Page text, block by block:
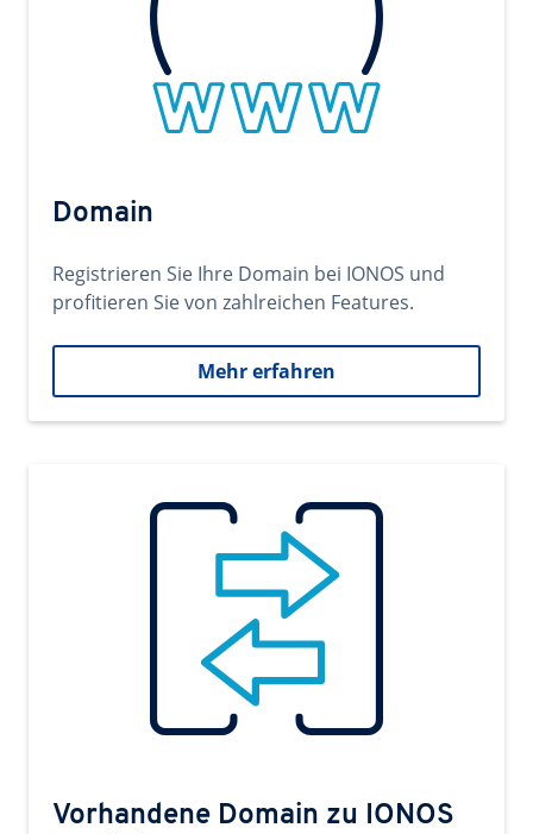
Domain
Registrieren Sie Ihre Domain bei IONOS und
profitieren Sie von zahlreichen Features.
Mehr erfahren
Vorhandene Domain zu IONOS